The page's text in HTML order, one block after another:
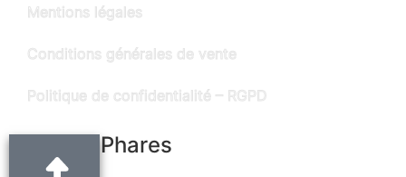
Mentions légales
Conditions générales de vente
Politique de confidentialité – RGPD
Produits Phares